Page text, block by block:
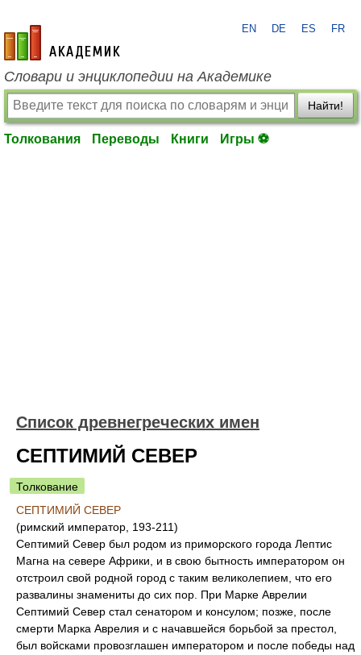
academic.ru
EN DE ES FR
Словари и энциклопедии на Академике
Найти!
Толкования Переводы Книги Игры ⚽
Список древнегреческих имен
СЕПТИМИЙ СЕВЕР
Толкование
СЕПТИМИЙ СЕВЕР
(римский император, 193-211)
Септимий Север был родом из приморского города Лептис
Магна на севере Африки, и в свою бытность императором он
отстроил свой родной город с таким великолепием, что его
развалины знамениты до сих пор. При Марке Аврелии
Септимий Север стал сенатором и консулом; позже, после
смерти Марка Аврелия и с начавшейся борьбой за престол,
был войсками провозглашен императором и после победы над